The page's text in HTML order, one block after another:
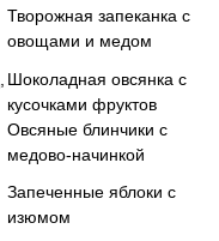
Творожная запеканка с
овощами и медом
Шоколадная овсянка с
кусочками фруктов
Овсяные блинчики с
медово-начинкой
Запеченные яблоки с
изюмом